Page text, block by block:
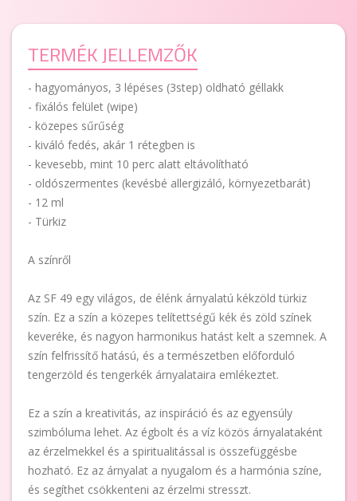
TERMÉK JELLEMZŐK
- hagyományos, 3 lépéses (3step) oldható géllakk
- fixálós felület (wipe)
- közepes sűrűség
- kiváló fedés, akár 1 rétegben is
- kevesebb, mint 10 perc alatt eltávolítható
- oldószermentes (kevésbé allergizáló, környezetbarát)
- 12 ml
- Türkiz
A színről
Az SF 49 egy világos, de élénk árnyalatú kékzöld türkiz
szín. Ez a szín a közepes telítettségű kék és zöld színek
keveréke, és nagyon harmonikus hatást kelt a szemnek. A
szín felfrissítő hatású, és a természetben előforduló
tengerzöld és tengerkék árnyalataira emlékeztet.
Ez a szín a kreativitás, az inspiráció és az egyensúly
szimbóluma lehet. Az égbolt és a víz közös árnyalataként
az érzelmekkel és a spiritualitással is összefüggésbe
hozható. Ez az árnyalat a nyugalom és a harmónia színe,
és segíthet csökkenteni az érzelmi stresszt.